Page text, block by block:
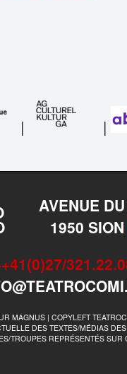
| |
AVENUE
1950 SION
MAGNUS | COPYLEFT
DES TEXTES/MÉDIAS DES
TROUPES REPRÉSENTÉS SUR